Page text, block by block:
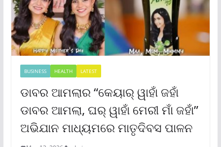
BUSINESS HEALTH LATEST
ଡାବର ଆମଲାର “କେୟାର୍ ୱାହାଁ ଜହାଁ
ଡାବର ଆମଲା, ଘର୍ ୱାହାଁ ମେରୀ ମାଁ ଜହାଁ”
ଅଭିଯାନ ମାଧ୍ୟମରେ ମାତୃଦିବସ ପାଳନ